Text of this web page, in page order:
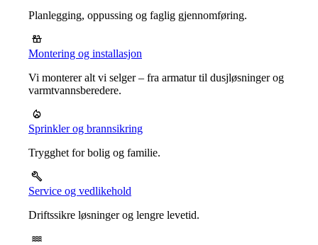
Planlegging, oppussing og faglig gjennomføring.
Montering og installasjon
Vi monterer alt vi selger – fra armatur til dusjløsninger og
varmtvannsberedere.
Sprinkler og brannsikring
Trygghet for bolig og familie.
Service og vedlikehold
Driftssikre løsninger og lengre levetid.